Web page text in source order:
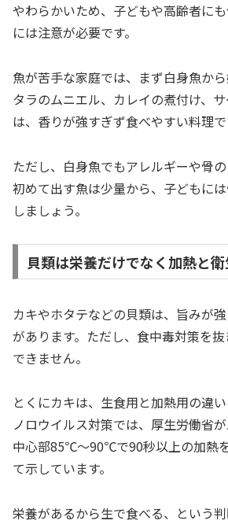
やわらかいため、子どもや高齢者に
には注意が必要です。
魚が苦手な家庭では、まず白身魚から
タラのムニエル、カレイの煮付け、
は、香りが強すぎず食べやすい料理で
ただし、白身魚でもアレルギーや骨の
初めて出す魚は少量から、子どもに
しましょう。
貝類は栄養だけでなく加熱と
カキやホタテなどの貝類は、旨みが
があります。ただし、食中毒対策を
できません。
とくにカキは、生食用と加熱用の違い
ノロウイルス対策では、厚生労働省
中心部85℃〜90℃で90秒以上の加熱
て示しています。
栄養があるから生で食べる、という